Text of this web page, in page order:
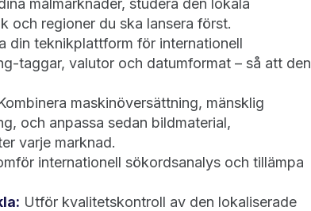
och regioner du ska lansera först.
din teknikplattform för internationell
taggar, valutor och datumformat – så att den
maskinöversättning, mänsklig
och anpassa sedan bildmaterial,
varje marknad.
internationell sökordsanalys och tillämpa
Utför kvalitetskontroll av den lokaliserade